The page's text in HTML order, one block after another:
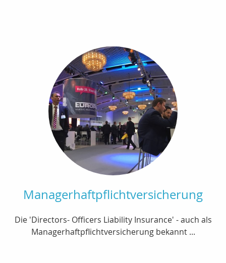
Managerhaftpflichtversicherung
Die 'Directors- Officers Liability Insurance' - auch als
Managerhaftpflichtversicherung bekannt ...